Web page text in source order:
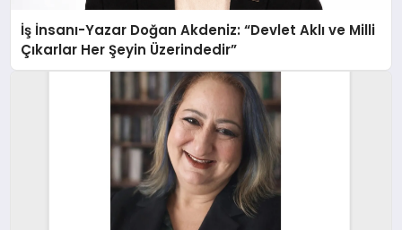
İş İnsanı-Yazar Doğan Akdeniz: “Devlet Aklı ve Milli
Çıkarlar Her Şeyin Üzerindedir”